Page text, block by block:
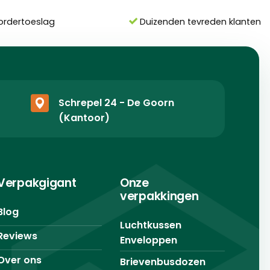
Duizenden tevreden klanten
Schrepel 24 - De Goorn
(Kantoor)
ons
Onze
verpakkingen
Luchtkussen
Enveloppen
Brievenbusdozen